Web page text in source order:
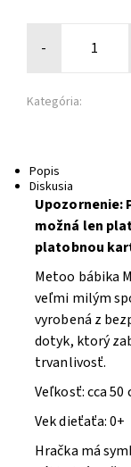
-
Kategória:
Popis
Diskusia
Upozornenie:
možná len
platobnou
Metoo bábika
veľmi milým
vyrobená z
dotyk, ktorý
trvanlivosť.
Veľkosť: cca 50
Vek dieťaťa: 0+
Hračka má